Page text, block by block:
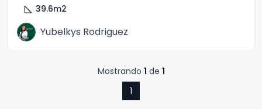
square_foot 39.6m2
Yubelkys Rodriguez
Mostrando 1 de 1
1